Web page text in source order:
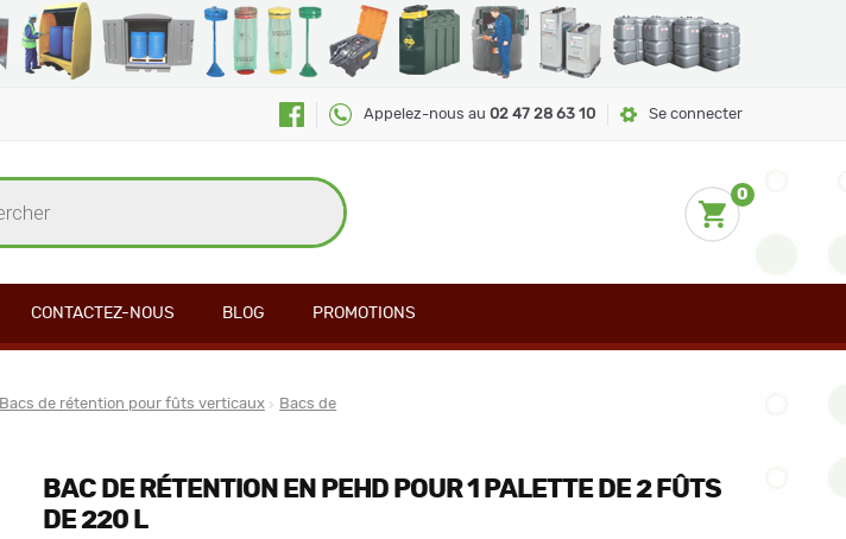
Appelez-nous au 02 47 28 63 10 Se connecter
0
CONTACTEZ-NOUS BLOG PROMOTIONS
Bacs de rétention pour fûts verticaux
Bacs de
BAC DE RÉTENTION EN PEHD POUR 1 PALETTE DE 2 FÛTS
DE 220 L